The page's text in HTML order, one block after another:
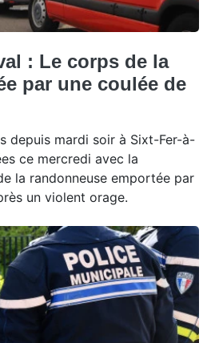
: Le corps de la
par une coulée de
depuis mardi soir à Sixt-Fer-à-
ce mercredi avec la
la randonneuse emportée par
un violent orage.